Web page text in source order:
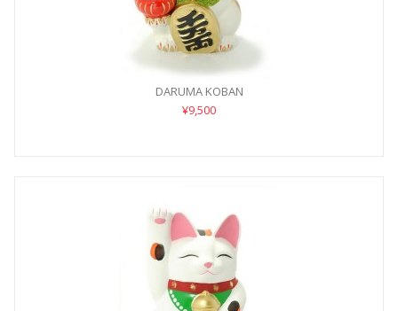
DARUMA KOBAN
¥9,500